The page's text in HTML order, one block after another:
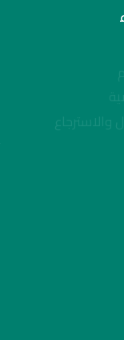
والاسترجاع